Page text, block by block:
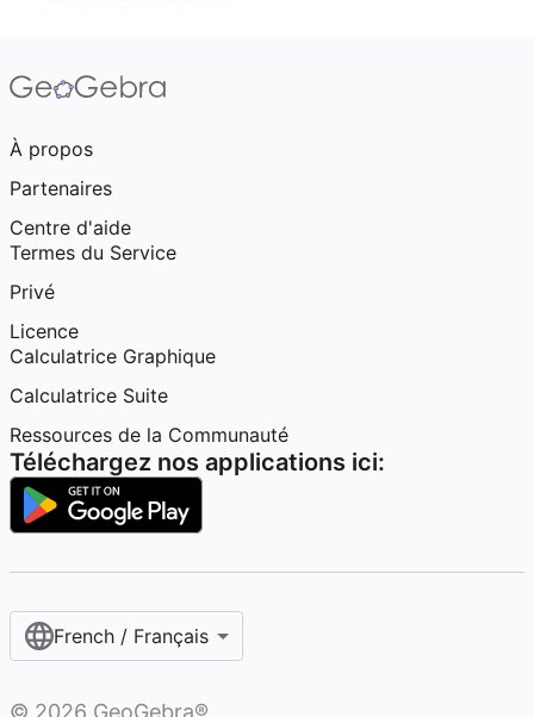
À propos
Partenaires
Centre d'aide
Termes du Service
Privé
Licence
Calculatrice Graphique
Calculatrice Suite
Ressources de la Communauté
Téléchargez nos applications ici:
French / Français‎
© 2026 GeoGebra®